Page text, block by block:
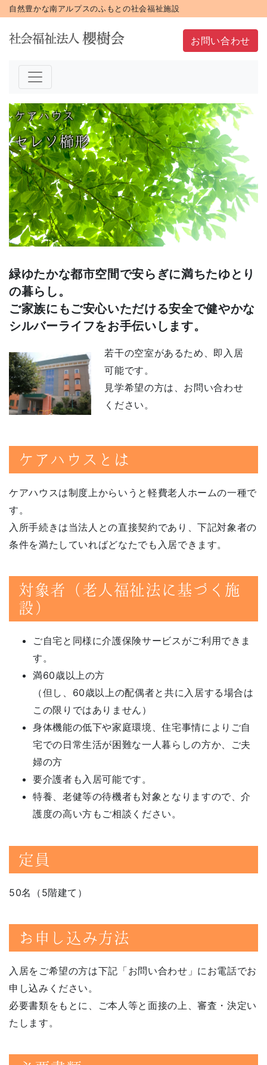
自然豊かな南アルプスのふもとの社会福祉施設
お問い合わせ
ケアハウス
セレソ櫛形
緑ゆたかな都市空間で安らぎに満ちたゆとり
の暮らし。
ご家族にもご安心いただける安全で健やかな
シルバーライフをお手伝いします。
若干の空室があるため、即入居
可能です。
見学希望の方は、お問い合わせ
ください。
ケアハウスとは
ケアハウスは制度上からいうと軽費老人ホームの一種で
す。
入所手続きは当法人との直接契約であり、下記対象者の
条件を満たしていればどなたでも入居できます。
対象者（老人福祉法に基づく施
設）
ご自宅と同様に介護保険サービスがご利用できま
す。
満60歳以上の方
（但し、60歳以上の配偶者と共に入居する場合は
この限りではありません）
身体機能の低下や家庭環境、住宅事情によりご自
宅での日常生活が困難な一人暮らしの方か、ご夫
婦の方
要介護者も入居可能です。
特養、老健等の待機者も対象となりますので、介
護度の高い方もご相談ください。
定員
50名（5階建て）
お申し込み方法
入居をご希望の方は下記「お問い合わせ」にお電話でお
申し込みください。
必要書類をもとに、ご本人等と面接の上、審査・決定い
たします。